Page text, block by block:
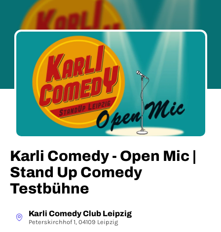
Karli Comedy - Open Mic |
Stand Up Comedy
Testbühne
Karli Comedy Club Leipzig
Peterskirchhof 1, 04109 Leipzig